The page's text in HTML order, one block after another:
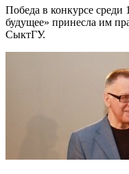
Победа в конкурсе
будущее» принесла им
СыктГУ.